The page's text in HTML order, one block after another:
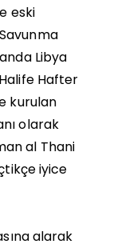
eski
Libya
Hafter
kurulan
olarak
al Thani
iyice
alarak